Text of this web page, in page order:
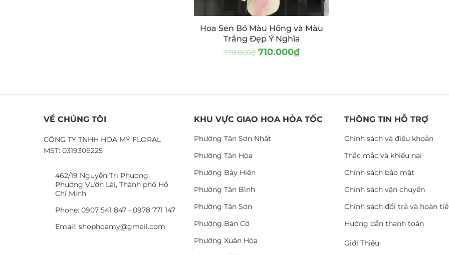
Hoa Sen Bó Màu Hồng và Màu
Trắng Đẹp Ý Nghĩa
770.000₫ 710.000₫
VỀ CHÚNG TÔI
CÔNG TY TNHH HOA MỸ FLORAL
MST: 0319306225
462/19 Nguyễn Tri Phương,
Phường Vườn Lài, Thành phố Hồ
Chí Minh
Phone: 0907 541 847 - 0978 771 147
Email: shophoamy@gmail.com
KHU VỰC GIAO HOA HỎA TỐC
Phường Tân Sơn Nhất
Phường Tân Hòa
Phường Bảy Hiền
Phường Tân Bình
Phường Tân Sơn
Phường Bàn Cờ
Phường Xuân Hòa
THÔNG TIN HỖ TRỢ
Chính sách và điều khoản
Thắc mắc và khiếu nại
Chính sách bảo mật
Chính sách vận chuyển
Chính sách đổi trả và hoàn
Hướng dẫn thanh toán
Giới Thiệu